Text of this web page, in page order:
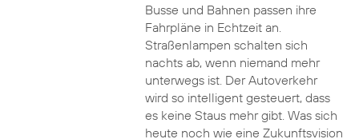
Busse und Bahnen passen ihre
Fahrpläne in Echtzeit an.
Straßenlampen schalten sich
nachts ab, wenn niemand mehr
unterwegs ist. Der Autoverkehr
wird so intelligent gesteuert, dass
es keine Staus mehr gibt. Was sich
heute noch wie eine Zukunftsvision